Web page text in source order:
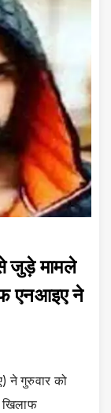
जुड़े मामले
एनआइए ने
ने गुरुवार को
खिलाफ